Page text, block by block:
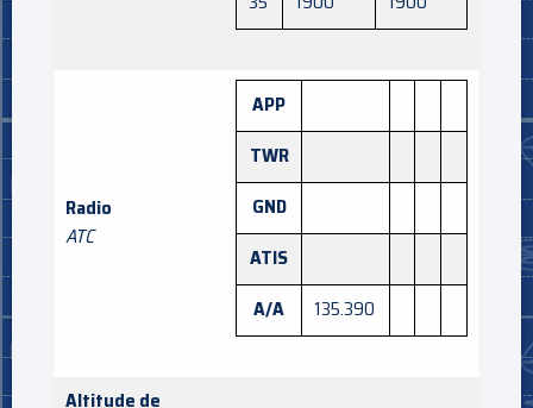
Radio
ATC
APP
TWR
GND
ATIS
A/A
135.390
Altitude de